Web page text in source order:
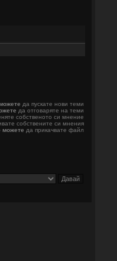
да пускате нови теми
да отговаряте на теми
собственото си мнение
собствените си мнения
можете да прикачвате файл